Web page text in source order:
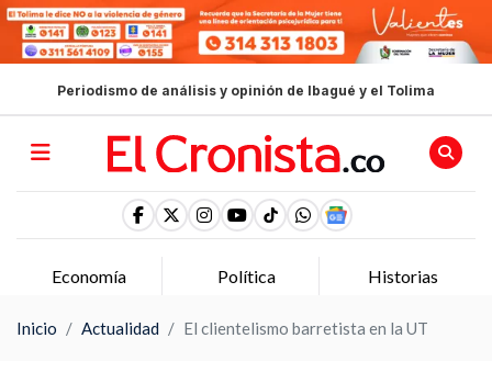
Periodismo de análisis y opinión de Ibagué y el Tolima
Economía Política Historias
Inicio Actualidad El clientelismo barretista en la UT